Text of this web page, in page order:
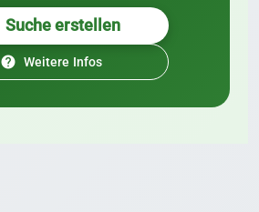
Suche erstellen
help Weitere Infos